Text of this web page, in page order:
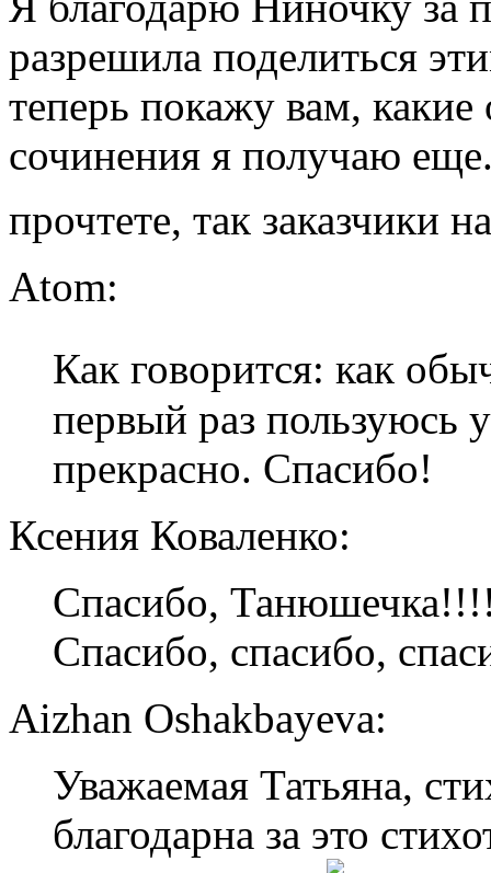
разрешила поделиться
теперь покажу вам,
сочинения я получаю
прочтете, так заказчики
Atom:
Как говорится: как
первый раз пользуюсь
прекрасно. Спасибо!
Ксения Коваленко:
Спасибо,
Спасибо, спасибо,
Aizhan Oshakbayeva:
Уважаемая Татьяна,
благодарна за это